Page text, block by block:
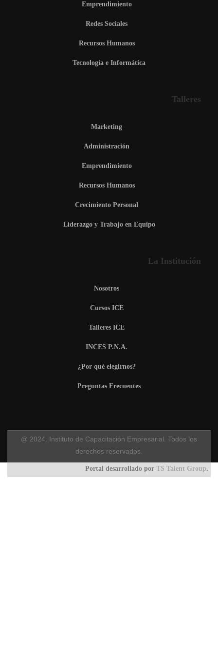
Emprendimiento
Redes Sociales
Recursos Humanos
Tecnología e Informática
Talleres
Marketing
Administración
Emprendimiento
Recursos Humanos
Crecimiento Personal
Liderazgo y Trabajo en Equipo
La Institución
Nosotros
Cursos ICE
Talleres ICE
INCES P.N.A.
¿Por qué elegirnos?
Preguntas Frecuentes
@ 2024. Instituto de Capacitación Empresarial. Todos los
derechos reservados.
Portal desarrollado por TS Talent Group.